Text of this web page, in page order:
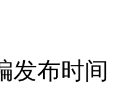
发布时间